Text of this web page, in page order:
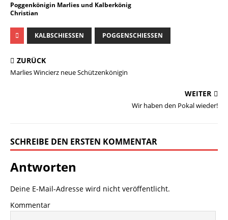
Poggenkönigin Marlies und Kalberkönig
Christian
KALBSCHIESSEN POGGENSCHIESSEN
ZURÜCK
Marlies Wincierz neue Schützenkönigin
WEITER
Wir haben den Pokal wieder!
SCHREIBE DEN ERSTEN KOMMENTAR
Antworten
Deine E-Mail-Adresse wird nicht veröffentlicht.
Kommentar